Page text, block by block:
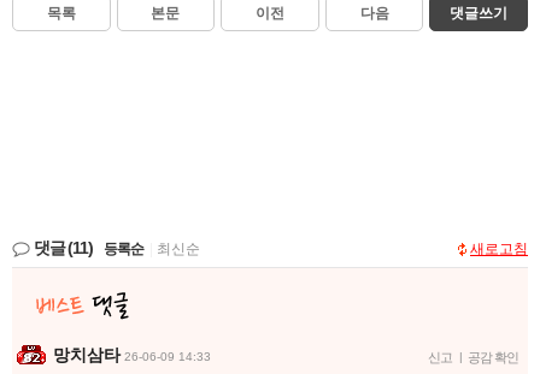
목록 본문 이전 다음 댓글쓰기
댓글(11) 등록순 최신순 새로고침
망치삼타 26-06-09 14:33 신고 공감 확인